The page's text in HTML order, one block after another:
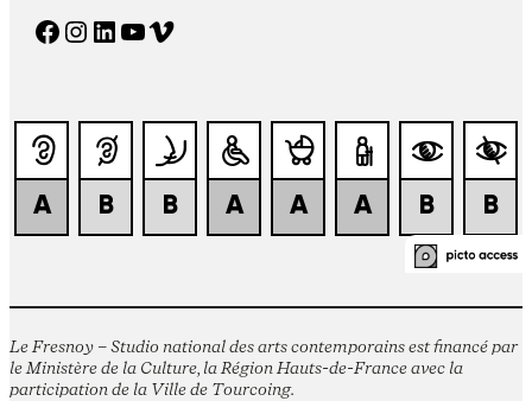
Facebook Instagram LinkedIn YouTube Vimeo
Le Fresnoy – Studio national des arts contemporains est financé par
le Ministère de la Culture, la Région Hauts-de-France avec la
participation de la Ville de Tourcoing.